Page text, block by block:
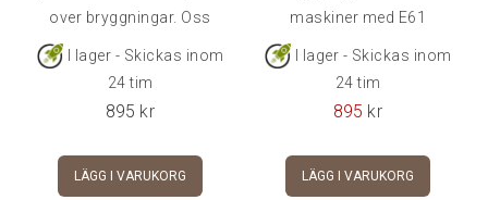
KAFFE
TILLBEHÖR
over bryggningar. Oss
veterligen den första
vågen med inbyggd timer!
vikt, på smidigast
sätt.Vågens precision
I lager - Skickas inom
24 tim
895 kr
LÄGG I VARUKORG
maskiner med E61
I lager - Skickas inom
24 tim
895 kr
LÄGG I VARUKORG